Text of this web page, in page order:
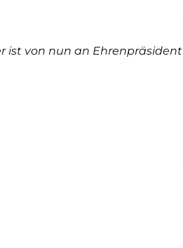
ist von nun an Ehrenpräsident